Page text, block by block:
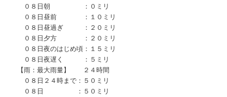
０８日朝 ：０ミリ
０８日昼前 ：１０ミリ
０８日昼過ぎ ：２０ミリ
０８日夕方 ：２０ミリ
０８日夜のはじめ頃：１５ミリ
０８日夜遅く ：５ミリ
【雨：最大雨量】 ２４時間
０８日２４時まで：５０ミリ
０８日 ：５０ミリ